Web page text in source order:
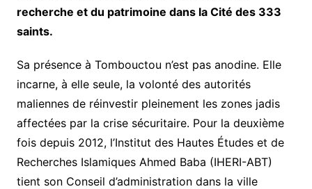
recherche et du patrimoine dans la Cité des 333
saints.
Sa présence à Tombouctou n’est pas anodine. Elle
incarne, à elle seule, la volonté des autorités
maliennes de réinvestir pleinement les zones jadis
affectées par la crise sécuritaire. Pour la deuxième
fois depuis 2012, l’Institut des Hautes Études et de
Recherches Islamiques Ahmed Baba (IHERI-ABT)
tient son Conseil d’administration dans la ville